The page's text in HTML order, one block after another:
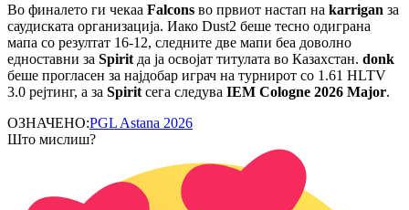
Во финалето ги чекаа Falcons во првиот настап на karrigan за
саудиската организација. Иако Dust2 беше тесно одиграна
мапа со резултат 16-12, следните две мапи беа доволно
едноставни за Spirit да ја освојат титулата во Казахстан. donk
беше прогласен за најдобар играч на турнирот со 1.61 HLTV
3.0 рејтинг, а за Spirit сега следува IEM Cologne 2026 Major.
ОЗНАЧЕНО:PGL Astana 2026
Што мислиш?